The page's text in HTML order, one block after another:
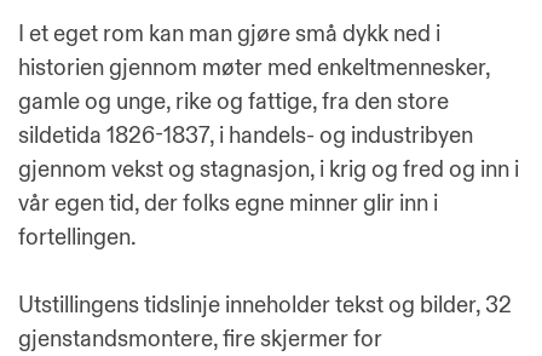
I et eget rom kan man gjøre små dykk ned i
historien gjennom møter med enkeltmennesker,
gamle og unge, rike og fattige, fra den store
sildetida 1826-1837, i handels- og industribyen
gjennom vekst og stagnasjon, i krig og fred og inn i
vår egen tid, der folks egne minner glir inn i
fortellingen.
Utstillingens tidslinje inneholder tekst og bilder, 32
gjenstandsmontere, fire skjermer for